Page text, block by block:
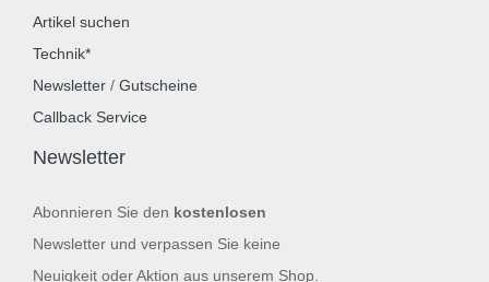
Artikel suchen
Technik*
Newsletter / Gutscheine
Callback Service
Newsletter
Abonnieren Sie den kostenlosen
Newsletter und verpassen Sie keine
Neuigkeit oder Aktion aus unserem Shop.